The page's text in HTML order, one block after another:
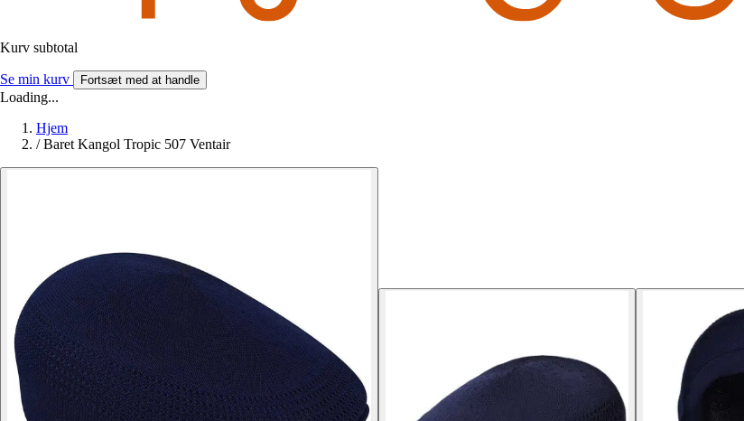
Kurv subtotal
Se min kurv Fortsæt med at handle
Loading...
Hjem
/ Baret Kangol Tropic 507 Ventair